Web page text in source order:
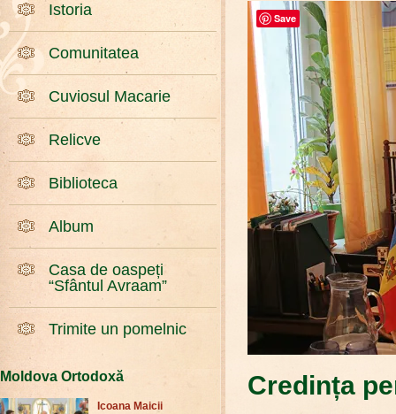
Istoria
Comunitatea
Cuviosul Macarie
Relicve
Biblioteca
Album
Casa de oaspeți
“Sfântul Avraam”
Trimite un pomelnic
Moldova Ortodoxă
Icoana Maicii
Credința
Save